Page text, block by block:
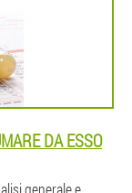
DA ESSO
generale e